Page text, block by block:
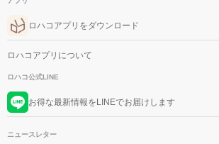
ロハコアプリをダウンロード
ロハコアプリについて
ロハコ公式LINE
お得な最新情報をLINEでお届けします
ニュースレター